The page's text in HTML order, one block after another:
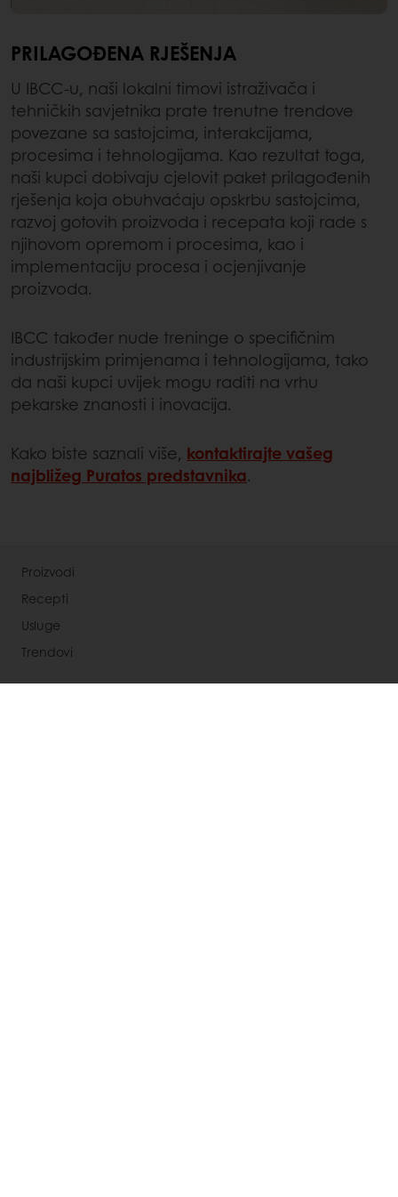
PRILAGOĐENA RJEŠENJA
U IBCC-u, naši lokalni timovi istraživača i
tehničkih savjetnika prate trenutne trendove
povezane sa sastojcima, interakcijama,
procesima i tehnologijama. Kao rezultat toga,
naši kupci dobivaju cjelovit paket prilagođenih
rješenja koja obuhvaćaju opskrbu sastojcima,
razvoj gotovih proizvoda i recepata koji rade s
njihovom opremom i procesima, kao i
implementaciju procesa i ocjenjivanje
proizvoda.
IBCC također nude treninge o specifičnim
industrijskim primjenama i tehnologijama, tako
da naši kupci uvijek mogu raditi na vrhu
pekarske znanosti i inovacija.
Kako biste saznali više, kontaktirajte vašeg
najbližeg Puratos predstavnika.
Proizvodi
Recepti
Usluge
Trendovi